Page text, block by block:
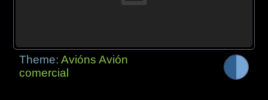
Theme:Avións Avión
comercial